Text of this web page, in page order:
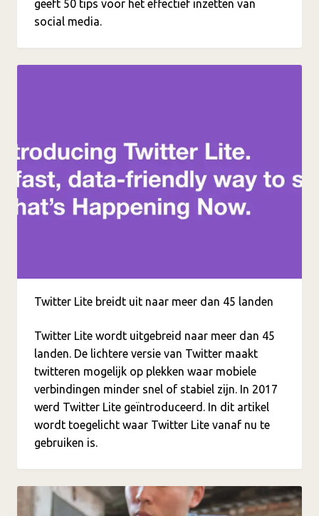
geeft 50 tips voor het effectief inzetten van
social media.
Twitter Lite breidt uit naar meer dan 45 landen
Twitter Lite wordt uitgebreid naar meer dan 45
landen. De lichtere versie van Twitter maakt
twitteren mogelijk op plekken waar mobiele
verbindingen minder snel of stabiel zijn. In 2017
werd Twitter Lite geïntroduceerd. In dit artikel
wordt toegelicht waar Twitter Lite vanaf nu te
gebruiken is.